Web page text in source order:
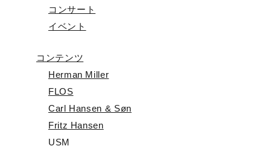
コンサート
イベント
コンテンツ
Herman Miller
FLOS
Carl Hansen & Søn
Fritz Hansen
USM